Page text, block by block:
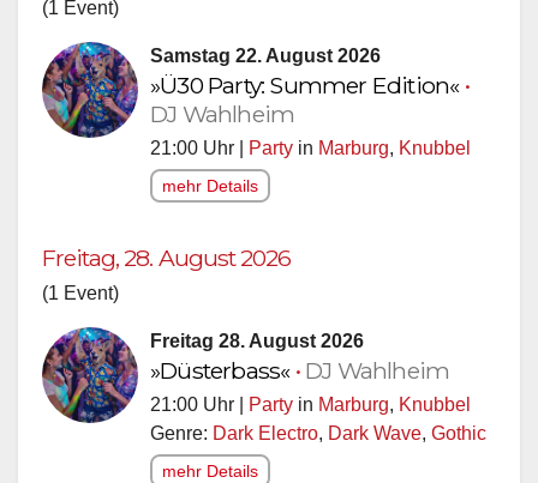
(1 Event)
Samstag 22. August 2026
»Ü30 Party: Summer Edition« •
DJ Wahlheim
21:00 Uhr | Party in Marburg, Knubbel
mehr Details
Freitag, 28. August 2026
(1 Event)
Freitag 28. August 2026
»Düsterbass« • DJ Wahlheim
21:00 Uhr | Party in Marburg, Knubbel
Genre: Dark Electro, Dark Wave, Gothic
mehr Details